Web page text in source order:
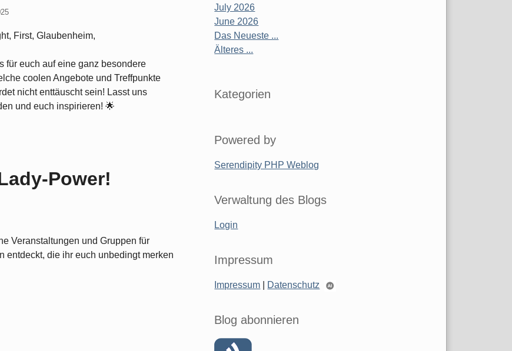
für euch auf eine ganz besondere
coolen Angebote und Treffpunkte
nicht enttäuscht sein! Lasst uns
und euch inspirieren! 🌟
Power!
Veranstaltungen und Gruppen für
entdeckt, die ihr euch unbedingt merken
July 2026
June 2026
Das Neueste ...
Älteres ...
Kategorien
Powered by
Serendipity PHP Weblog
Verwaltung des Blogs
Login
Impressum
Impressum Datenschutz
Blog abonnieren